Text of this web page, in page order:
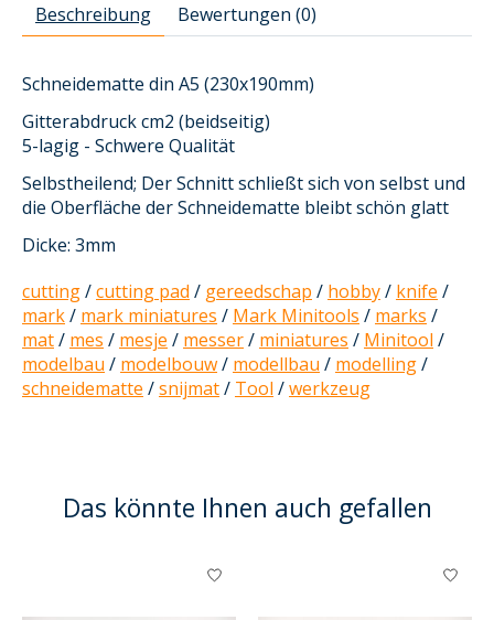
Beschreibung Bewertungen (0)
Schneidematte din A5 (230x190mm)
Gitterabdruck cm2 (beidseitig)
5-lagig - Schwere Qualität
Selbstheilend; Der Schnitt schließt sich von selbst und
die Oberfläche der Schneidematte bleibt schön glatt
Dicke: 3mm
cutting/cutting pad / gereedschap / hobby/ knife /
mark/ mark miniatures / Mark Minitools / marks /
mat/ mes / mesje / messer/ miniatures / Minitool /
modelbau / modelbouw/ modellbau / modelling/
schneidematte /snijmat/ Tool /werkzeug
Das könnte Ihnen auch gefallen
Produkt-Karussell-Artikel